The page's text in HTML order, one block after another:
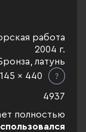
работа
2004 г.
латунь
x 440
4937
полностью